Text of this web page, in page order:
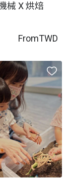
械 X 烘焙
FromTWD